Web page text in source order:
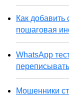
Как
пошаговая
WhatsApp
Мошенники